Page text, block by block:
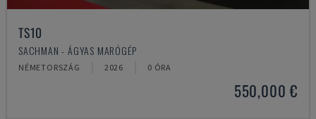
TS10
SACHMAN - ÁGYAS MARÓGÉP
NÉMETORSZÁG 2026 0 ÓRA
550,000 €